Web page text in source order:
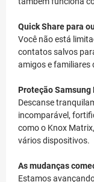
Quick Share para
Você não está
contatos salvos
amigos e familiares
Proteção Samsung
Descanse
incomparável,
como o Knox
vários dispositivos.
As mudanças
Estamos